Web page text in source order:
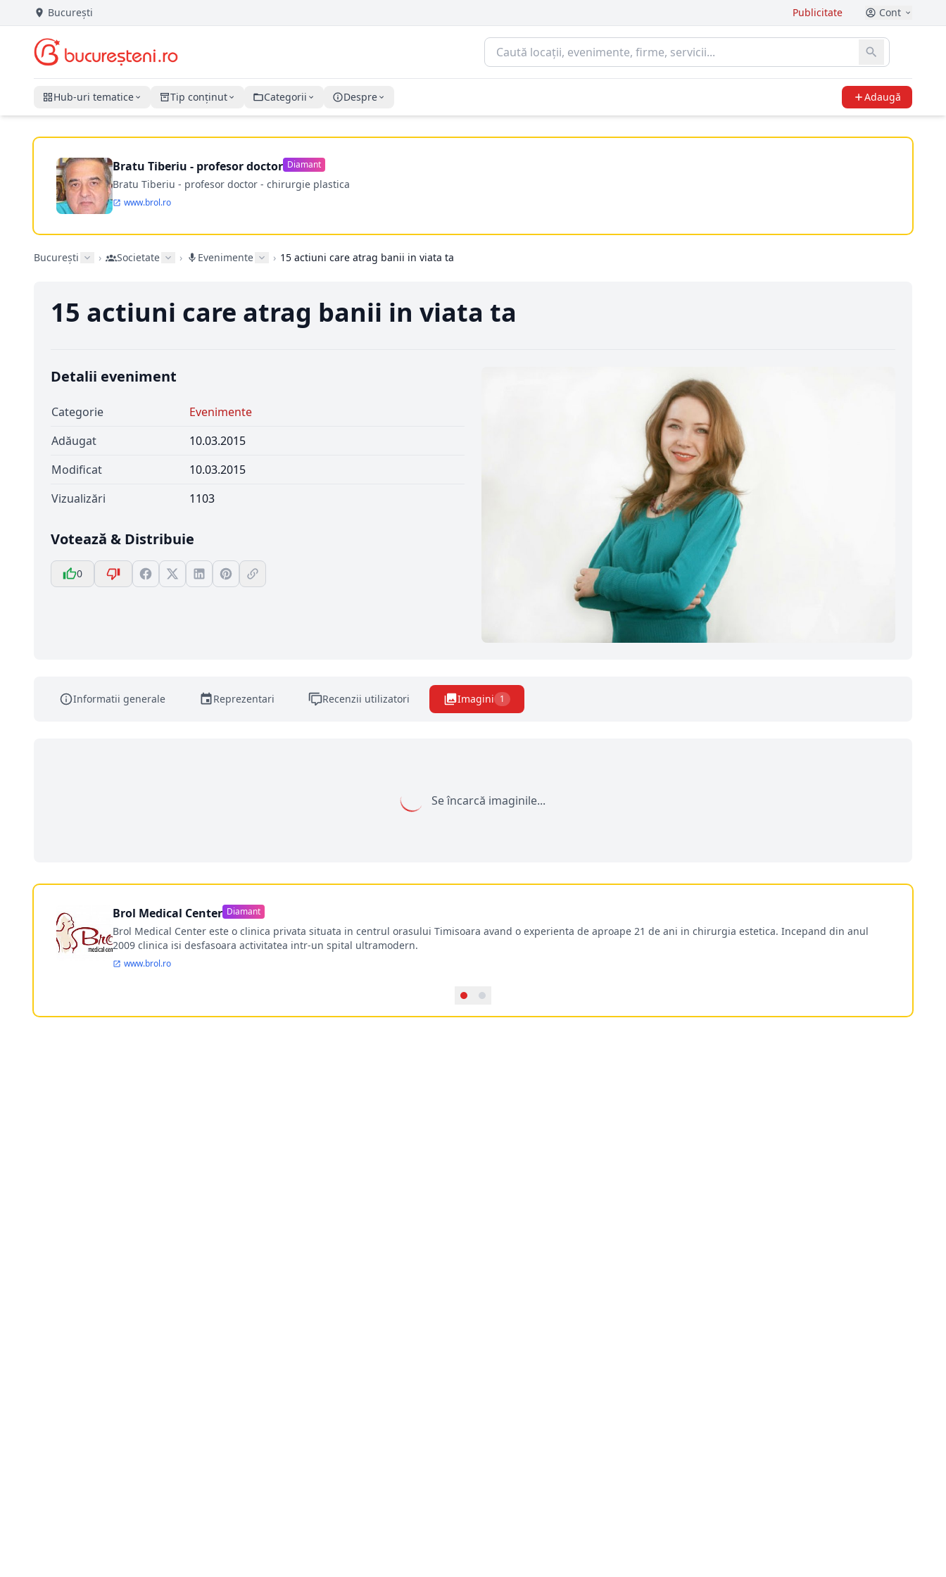
București Publicitate Cont
Hub-uri tematice Tip conținut Categorii Despre Adaugă
Bratu Tiberiu - profesor doctor Diamant
Bratu Tiberiu - profesor doctor - chirurgie plastica
www.brol.ro
București › Societate › Evenimente › 15 actiuni care atrag banii in viata ta
15 actiuni care atrag banii in viata ta
Detalii eveniment
Categorie
Evenimente
Adăugat
10.03.2015
Modificat
10.03.2015
Vizualizări
1103
Votează & Distribuie
0
Informatii generale Reprezentari Recenzii utilizatori Imagini 1
Se încarcă imaginile...
Brol Medical Center Diamant
Brol Medical Center este o clinica privata situata in centrul orasului Timisoara avand o experienta de aproape 21 de ani in chirurgia estetica. Incepand din anul
2009 clinica isi desfasoara activitatea intr-un spital ultramodern.
www.brol.ro